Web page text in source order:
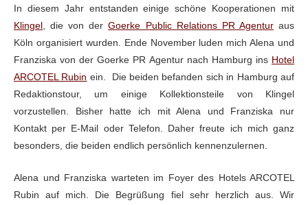
In diesem Jahr entstanden einige schöne Kooperationen mit
Klingel , die von derGoerke Public Relations PR Agenturaus
Köln organisiertwurden. Ende November luden mich Alena und
Franziska von der Goerke PR Agentur nach Hamburg ins Hotel
ARCOTEL Rubin ein. Diebeiden befanden sich in Hamburg auf
Redaktionstour, um einige Kollektionsteile von Klingel
vorzustellen. Bisher hatte ich mit Alena und Franziska nur
Kontakt per E-Mail oder Telefon. Daher freute ich mich ganz
besonders, die beiden endlich persönlich kennenzulernen.
Alena und Franziska warteten im Foyer des Hotels ARCOTEL
Rubin auf mich. Die Begrüßung fiel sehr herzlich aus. Wir